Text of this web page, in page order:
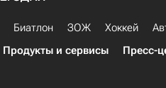
Биатлон ЗОЖ Хоккей
Продукты и сервисы Пресс-